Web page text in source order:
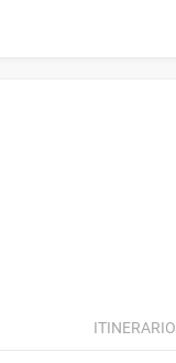
ITINERARIO